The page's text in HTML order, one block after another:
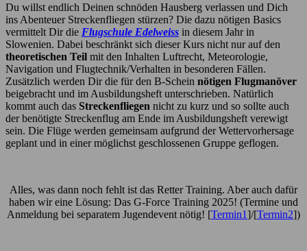
Du willst endlich Deinen schnöden Hausberg verlassen und Dich
ins Abenteuer Streckenfliegen stürzen? Die dazu nötigen Basics
vermittelt Dir die Flugschule Edelweiss in diesem Jahr in
Slowenien. Dabei beschränkt sich dieser Kurs nicht nur auf den
theoretischen Teil mit den Inhalten Luftrecht, Meteorologie,
Navigation und Flugtechnik/Verhalten in besonderen Fällen.
Zusätzlich werden Dir die für den B-Schein nötigen Flugmanöver
beigebracht und im Ausbildungsheft unterschrieben. Natürlich
kommt auch das Streckenfliegen nicht zu kurz und so sollte auch
der benötigte Streckenflug am Ende im Ausbildungsheft verewigt
sein. Die Flüge werden gemeinsam aufgrund der Wettervorhersage
geplant und in einer möglichst geschlossenen Gruppe geflogen.
Alles, was dann noch fehlt ist das Retter Training. Aber auch dafür
haben wir eine Lösung: Das G-Force Training 2025! (Termine und
Anmeldung bei separatem Jugendevent nötig! [Termin1]/[Termin2])